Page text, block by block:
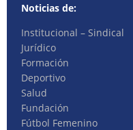
Noticias de:
Institucional – Sindical
Jurídico
Formación
Deportivo
Salud
Fundación
Fútbol Femenino